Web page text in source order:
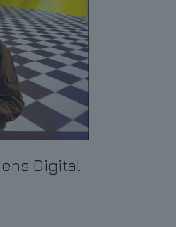
Digital